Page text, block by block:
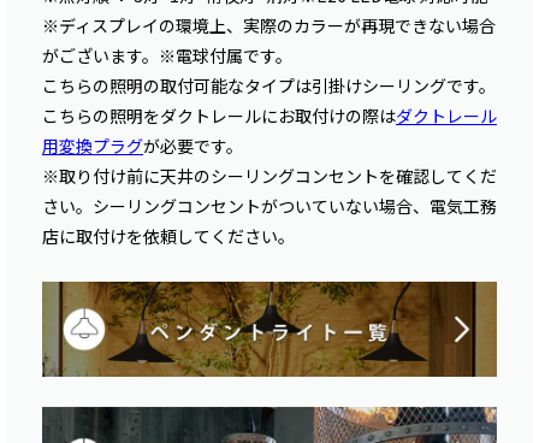
※ディスプレイの環境上、実際のカラーが再現できない場合
がございます。※電球付属です。
こちらの照明の取付可能なタイプは引掛けシーリングです。
こちらの照明をダクトレールにお取付けの際はダクトレール
用変換プラグが必要です。
※取り付け前に天井のシーリングコンセントを確認してくだ
さい。シーリングコンセントがついていない場合、電気工務
店に取付けを依頼してください。